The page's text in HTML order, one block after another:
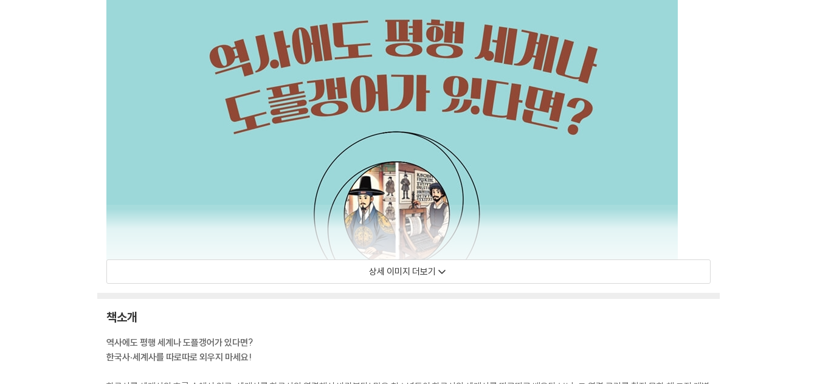
상세 이미지 더보기
책소개
역사에도 평행 세계나 도플갱어가 있다면?
한국사·세계사를 따로따로 외우지 마세요!